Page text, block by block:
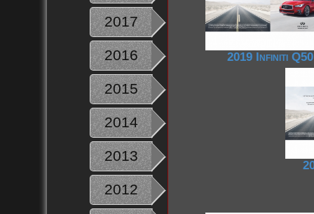
2017
2016
2015
2014
2013
2012
2019 Infiniti Q50